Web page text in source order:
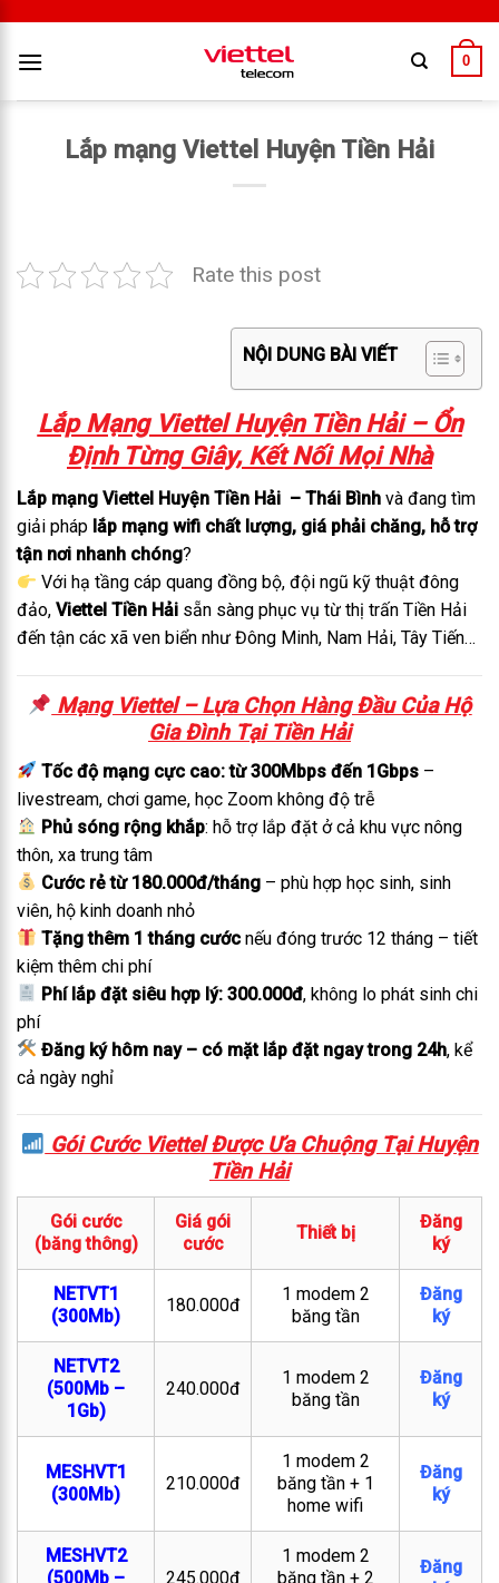
0
Lắp mạng Viettel Huyện Tiền Hải
Rate this post
NỘI DUNG BÀI VIẾT
Lắp Mạng Viettel Huyện Tiền Hải – Ổn
Định Từng Giây, Kết Nối Mọi Nhà
Lắp mạng Viettel Huyện Tiền Hải – Thái Bình và đang tìm
giải pháp lắp mạng wifi chất lượng, giá phải chăng, hỗ trợ
tận nơi nhanh chóng?
Với hạ tầng cáp quang đồng bộ, đội ngũ kỹ thuật đông
đảo, Viettel Tiền Hải sẵn sàng phục vụ từ thị trấn Tiền Hải
đến tận các xã ven biển như Đông Minh, Nam Hải, Tây Tiến…
Mạng Viettel – Lựa Chọn Hàng Đầu Của Hộ
Gia Đình Tại Tiền Hải
Tốc độ mạng cực cao: từ 300Mbps đến 1Gbps –
livestream, chơi game, học Zoom không độ trễ
Phủ sóng rộng khắp: hỗ trợ lắp đặt ở cả khu vực nông
thôn, xa trung tâm
Cước rẻ từ 180.000đ/tháng – phù hợp học sinh, sinh
viên, hộ kinh doanh nhỏ
Tặng thêm 1 tháng cước nếu đóng trước 12 tháng – tiết
kiệm thêm chi phí
Phí lắp đặt siêu hợp lý: 300.000đ, không lo phát sinh chi
phí
Đăng ký hôm nay – có mặt lắp đặt ngay trong 24h, kể
cả ngày nghỉ
Gói Cước Viettel Được Ưa Chuộng Tại Huyện
Tiền Hải
Gói cước
(băng thông)
Giá gói
cước
Thiết bị
Đăng
ký
NETVT1
(300Mb)
180.000đ
1 modem 2
băng tần
Đăng
ký
NETVT2
(500Mb –
1Gb)
240.000đ
1 modem 2
băng tần
Đăng
ký
MESHVT1
(300Mb)
210.000đ
1 modem 2
băng tần + 1
home wifi
Đăng
ký
MESHVT2
(500Mb –
245.000đ
1 modem 2
băng tần + 2
Đăng